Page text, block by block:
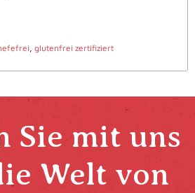
, glutenfrei zertifiziert
Sie mit uns
Welt von